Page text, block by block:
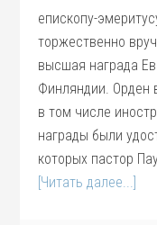
епископу-
торжественно
высшая награда
Финляндии. Орден
в том числе
награды были
которых пастор
[Читать далее...]